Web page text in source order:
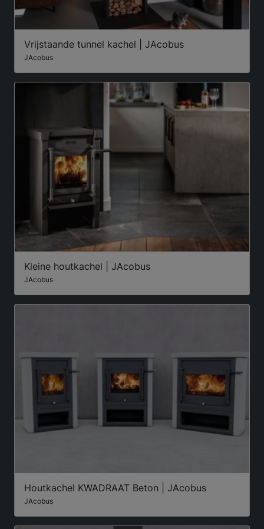
Vrijstaande tunnel kachel | JAcobus
JAcobus
Kleine houtkachel | JAcobus
JAcobus
Houtkachel KWADRAAT Beton | JAcobus
JAcobus